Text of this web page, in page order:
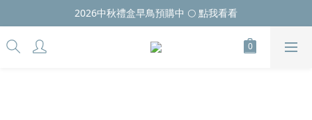
2026中秋禮盒早鳥預購中 🌕 點我看看